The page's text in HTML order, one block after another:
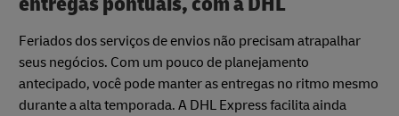
necessário.
Feriados dos serviços de envios não precisam atrapalhar
seus negócios. Com um pouco de planejamento
antecipado, você pode manter as entregas no ritmo mesmo
durante a alta temporada. A DHL Express facilita ainda